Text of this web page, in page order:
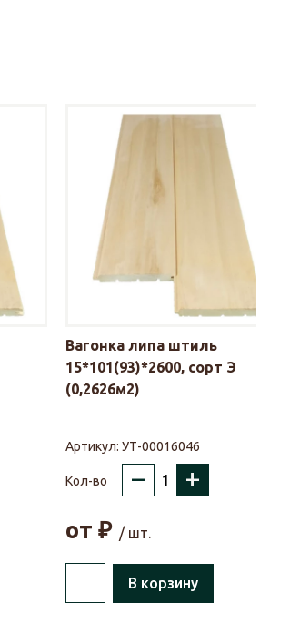
Вагонка липа штиль
15*101(93)*2600, сорт Э
(0,2626м2)
Артикул: УТ-00016046
Кол-во – +
от ₽ / шт.
В корзину